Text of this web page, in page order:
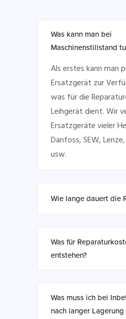
Was kann man bei
Maschinenstillstand
Als erstes kann man
Ersatzgerät zur
was für die
Leihgerät dient. Wir
Ersatzgeräte vieler
Danfoss, SEW,
usw.
Wie lange dauert die
Was für
entstehen?
Was muss ich bei
nach langer Lagerung